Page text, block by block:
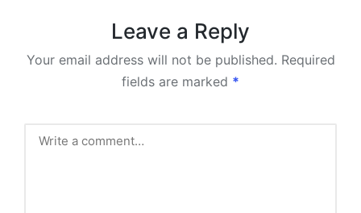
Leave a Reply
Your email address will not be published. Required
fields are marked *